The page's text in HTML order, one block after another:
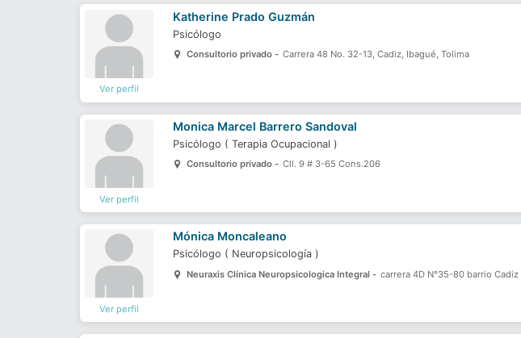
Ver perfil
Katherine Prado Guzmán
Psicólogo
Consultorio privado - Carrera 48 No. 32-13, Cadiz, Ibagué, Tolima
Ver perfil
Monica Marcel Barrero Sandoval
Psicólogo (Terapia Ocupacional)
Consultorio privado - Cll. 9 # 3-65 Cons.206
Ver perfil
Mónica Moncaleano
Psicólogo ( Neuropsicología)
Neuraxis Clínica Neuropsicologica Integral - carrera 4D N°35-80 barrio Cadiz